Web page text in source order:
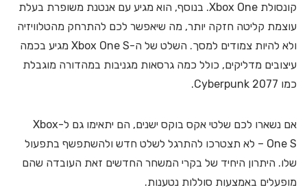
קונסולת Xbox One. בנוסף, הוא מגיע עם אנטנת משופרת בעלת
עוצמת קליטה חזקה יותר, מה שיאפשר לכם להתרחק מהטלוויזיה
ולא להיות צמודים למסך. השלט של ה-Xbox One S מגיע בכמה
עיצובים מדליקים, כולל כמה גרסאות מגניבות במהדורה מוגבלת
כמו Cyberpunk 2077.
אם נשארו לכם שלטי אקס בוקס ישנים, הם יתאימו גם ל-Xbox
One S – לא תצטרכו להתרגל לשלט חדש ולהשתפשף בתפעול
שלו. היתרון היחיד של בקרי המשחר החדשים זאת העובדה שהם
מופעלים באמצעות סוללות נטענות.